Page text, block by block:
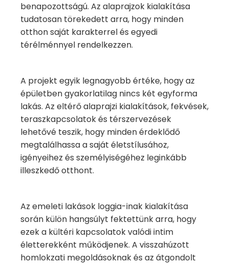
benapozottságú. Az alaprajzok kialakítása
tudatosan törekedett arra, hogy minden
otthon saját karakterrel és egyedi
térélménnyel rendelkezzen.
A projekt egyik legnagyobb értéke, hogy az
épületben gyakorlatilag nincs két egyforma
lakás. Az eltérő alaprajzi kialakítások, fekvések,
teraszkapcsolatok és térszervezések
lehetővé teszik, hogy minden érdeklődő
megtalálhassa a saját életstílusához,
igényeihez és személyiségéhez leginkább
illeszkedő otthont.
Az emeleti lakások loggia-inak kialakítása
során külön hangsúlyt fektettünk arra, hogy
ezek a kültéri kapcsolatok valódi intim
életterekként működjenek. A visszahúzott
homlokzati megoldásoknak és az átgondolt